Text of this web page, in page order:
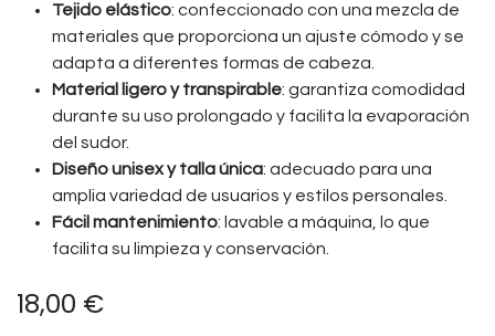
Tejido elástico: confeccionado con una mezcla de
materiales que proporciona un ajuste cómodo y se
adapta a diferentes formas de cabeza.
Material ligero y transpirable: garantiza comodidad
durante su uso prolongado y facilita la evaporación
del sudor.
Diseño unisex y talla única: adecuado para una
amplia variedad de usuarios y estilos personales.
Fácil mantenimiento: lavable a máquina, lo que
facilita su limpieza y conservación.
18,00 €